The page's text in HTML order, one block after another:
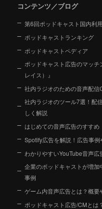
コンテンツ／ブログ
第6回ポッドキャスト国内利
ポッドキャストランキング
ポッドキャストペディア
ポッドキャスト広告のマッ
レイス）』
社内ラジオのための音声配信
社内ラジオのツール7選！配
しく解説
はじめての音声広告のすすめ
Spotify広告を解説！広告事
わかりやすいYouTube音声広
企業のポッドキャストが増
事例
ゲーム内音声広告とは？概
ポッドキャスト広告/CMとは